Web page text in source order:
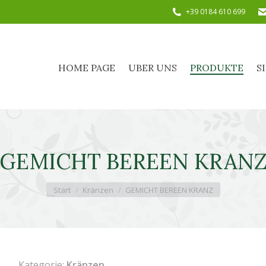
+39 0184 610 699
HOME PAGE UBER UNS PRODUKTE
GEMICHT BEREEN KRANZ
Sie befinden sich hier:
Start Kränzen GEMICHT BEREEN KRANZ
HOME PAGE UBER UNS PRODUKTE